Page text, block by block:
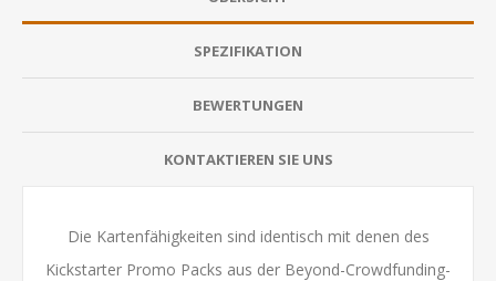
SPEZIFIKATION
BEWERTUNGEN
KONTAKTIEREN SIE UNS
Die Kartenfähigkeiten sind identisch mit denen des
Kickstarter Promo Packs aus der Beyond-Crowdfunding-